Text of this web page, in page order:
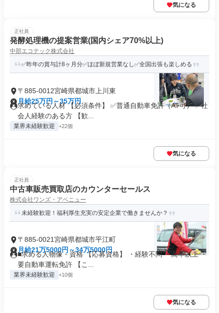
気になる
正社員
発酵処理機の提案営業(国内シェア70%以上)
中部エコテック株式会社
✅昨年の賞与計8ヶ月分✅ほぼ新規営業なし✅全国出張も楽しめる
〒885-0012宮崎県都城市上川東
月給25万円～35万円
求めている人材 【必須条件】 ✅普通自動車免許（AT可） ✅社
会人経験のある方 【歓...
業界未経験歓迎 +22個
気になる
正社員
中古車販売買取店のカウンターセールス
株式会社ワンズ・アベニュー
未経験歓迎！福利厚生充実の安定企業で働きませんか？
〒885-0021宮崎県都城市平江町
月給21万5000円～34万5000円
■求める人物像・資格 【応募資格】 ・経験不問 ・高卒以上 ・
要自動車運転免許 【こ...
業界未経験歓迎 +10個
気になる